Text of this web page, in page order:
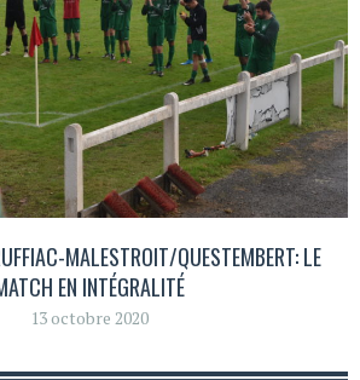
MALESTROIT/QUESTEMBERT: LE
EN INTÉGRALITÉ
13 octobre 2020